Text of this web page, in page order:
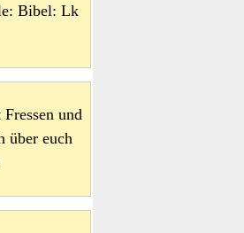
Bibel: Lk
und
über euch